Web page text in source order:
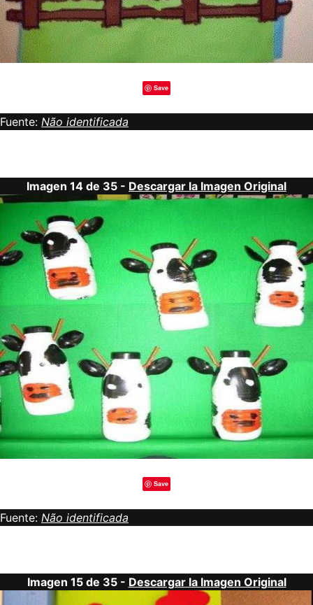
Save
Fuente: Não identificada
Imagen 14 de 35 - Descargar la Imagen Original
Save
Fuente: Não identificada
Imagen 15 de 35 - Descargar la Imagen Original